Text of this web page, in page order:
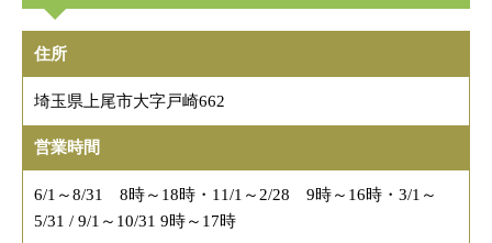
住所
埼玉県上尾市大字戸崎662
営業時間
6/1～8/31 8時～18時・11/1～2/28 9時～16時・3/1～
5/31 / 9/1～10/31 9時～17時